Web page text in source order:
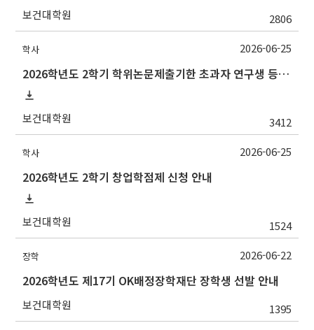
보건대학원 2806
학사
2026학년도 2학기 학위논문제출기한 초과자 연구생 등록 신청 안내[7/10(금)까지]
보건대학원 3412
2026-06-25
학사
2026학년도 2학기 창업학점제 신청 안내
보건대학원 1524
2026-06-25
장학
2026학년도 제17기 OK배정장학재단 장학생 선발 안내
보건대학원 1395
2026-06-22